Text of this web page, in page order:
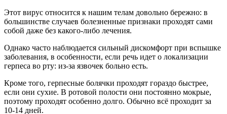
Этот вирус относится к нашим телам довольно бережно: в
большинстве случаев болезненные признаки проходят сами
собой даже без какого-либо лечения.
Однако часто наблюдается сильный дискомфорт при вспышке
заболевания, в особенности, если речь идет о локализации
герпеса во рту: из-за язвочек больно есть.
Кроме того, герпесные болячки проходят гораздо быстрее,
если они сухие. В ротовой полости они постоянно мокрые,
поэтому проходят особенно долго. Обычно всё проходит за
10-14 дней.